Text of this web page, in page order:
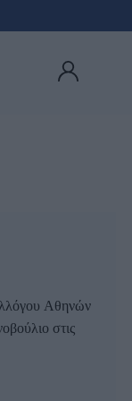
Αθηνών
στις
Αθηνών